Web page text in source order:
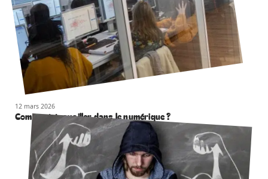
12 mars 2026
Comment travailler dans le numérique ?